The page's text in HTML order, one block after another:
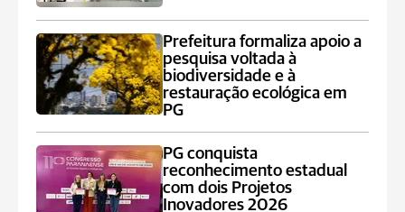
Prefeitura formaliza apoio a
pesquisa voltada à
biodiversidade e à
restauração ecológica em
PG
PG conquista
reconhecimento estadual
com dois Projetos
Inovadores 2026